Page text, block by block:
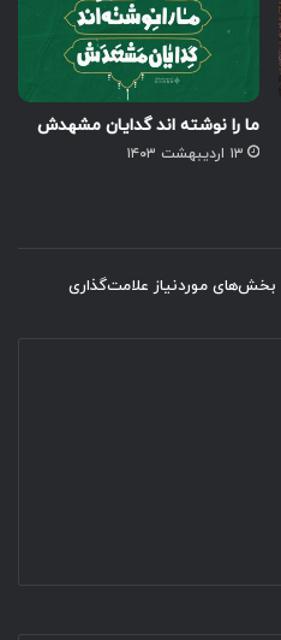
ما را نوشته اند گدایان مشهدش
۱۳ اردیبهشت ۱۴۰۳
بخش‌های موردنیاز علامت‌گذاری